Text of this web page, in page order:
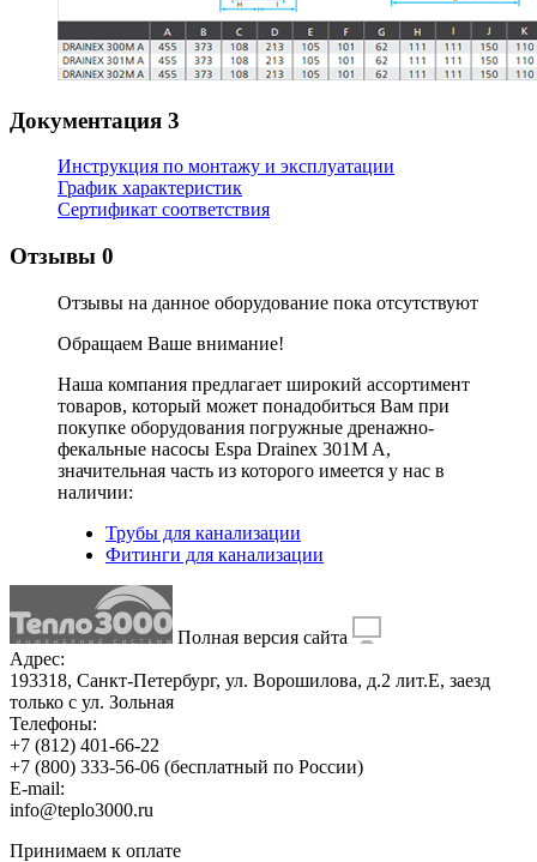
Документация 3
Инструкция по монтажу и эксплуатации
График характеристик
Сертификат соответствия
Отзывы 0
Отзывы на данное оборудование пока отсутствуют
Обращаем Ваше внимание!
Наша компания предлагает широкий ассортимент
товаров, который может понадобиться Вам при
покупке оборудования погружные дренажно-
фекальные насосы Espa Drainex 301M A,
значительная часть из которого имеется у нас в
наличии:
Трубы для канализации
Фитинги для канализации
Полная версия сайта
Адрес:
193318, Санкт-Петербург, ул. Ворошилова, д.2 лит.Е, заезд
только с ул. Зольная
Телефоны:
+7 (812) 401-66-22
+7 (800) 333-56-06 (бесплатный по России)
E-mail:
info@teplo3000.ru
Принимаем к оплате